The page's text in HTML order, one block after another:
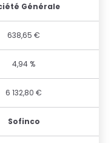
Générale
638,65 €
4,94 %
6 132,80 €
Sofinco